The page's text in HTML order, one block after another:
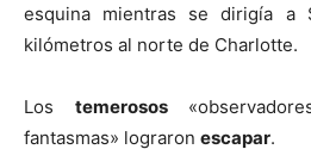
esquina mientras se dirigía a
kilómetros al norte de Charlotte.
Los temerosos
fantasmas» lograron escapar.